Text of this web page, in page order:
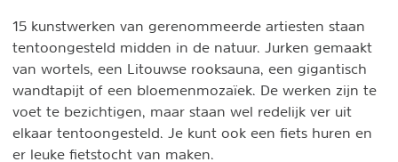
15 kunstwerken van gerenommeerde artiesten staan
tentoongesteld midden in de natuur. Jurken gemaakt
van wortels, een Litouwse rooksauna, een gigantisch
wandtapijt of een bloemenmozaïek. De werken zijn te
voet te bezichtigen, maar staan wel redelijk ver uit
elkaar tentoongesteld. Je kunt ook een fiets huren en
er leuke fietstocht van maken.